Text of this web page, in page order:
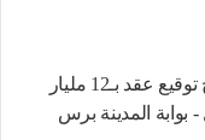
الرئيس التنفيذي لراينميتال الألمانية يرجح توقيع عقد بـ12 مليار
المدينة برس